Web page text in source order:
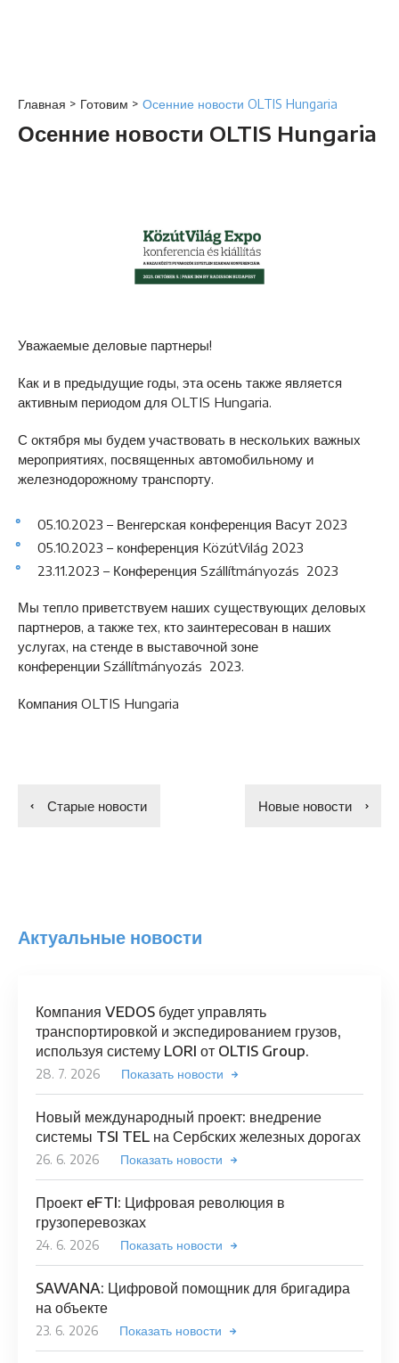
Главная > Готовим > Осенние новости OLTIS Hungaria
Осенние новости OLTIS Hungaria
Уважаемые деловые партнеры!
Как и в предыдущие годы, эта осень также является
активным периодом для OLTIS Hungaria.
С октября мы будем участвовать в нескольких важных
мероприятиях, посвященных автомобильному и
железнодорожному транспорту.
05.10.2023 – Венгерская конференция Васут 2023
05.10.2023 – конференция KözútVilág 2023
23.11.2023 – Конференция Szállítmányozás 2023
Мы тепло приветствуем наших существующих деловых
партнеров, а также тех, кто заинтересован в наших
услугах, на стенде в выставочной зоне
конференции Szállítmányozás 2023.
Компания OLTIS Hungaria
Старые новости Новые новости
Актуальные новости
Компания VEDOS будет управлять
транспортировкой и экспедированием грузов,
используя систему LORI от OLTIS Group.
28. 7. 2026 Показать новости
Новый международный проект: внедрение
системы TSI TEL на Сербских железных дорогах
26. 6. 2026 Показать новости
Проект eFTI: Цифровая революция в
грузоперевозках
24. 6. 2026 Показать новости
SAWANA: Цифровой помощник для бригадира
на объекте
23. 6. 2026 Показать новости